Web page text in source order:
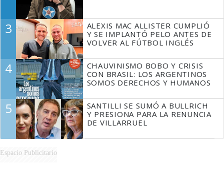
3
ALEXIS MAC ALLISTER CUMPLIÓ
Y SE IMPLANTÓ PELO ANTES DE
VOLVER AL FÚTBOL INGLÉS
4
CHAUVINISMO BOBO Y CRISIS
CON BRASIL: LOS ARGENTINOS
SOMOS DERECHOS Y HUMANOS
5
SANTILLI SE SUMÓ A BULLRICH
Y PRESIONA PARA LA RENUNCIA
DE VILLARRUEL
Espacio Publicitario